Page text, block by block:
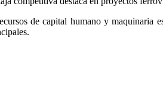
de capital humano y maquinaria